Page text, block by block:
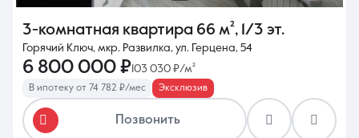
3-комнатная квартира 66 м², 1/3 эт.
Горячий Ключ, мкр. Развилка, ул. Герцена, 54
6 800 000 ₽103 030 ₽/м²
В ипотеку от 74 782 ₽/мес Эксклюзив
Позвонить